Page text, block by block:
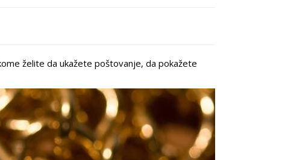
želite da ukažete poštovanje, da pokažete